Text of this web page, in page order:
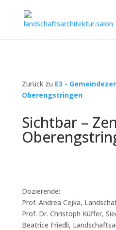
Zurück zu E3 -
Oberengstringen
Sichtbar –
Dozierende:
Prof. Andrea Cejka,
Prof. Dr. Christoph Küffer,
Beatrice Friedli,